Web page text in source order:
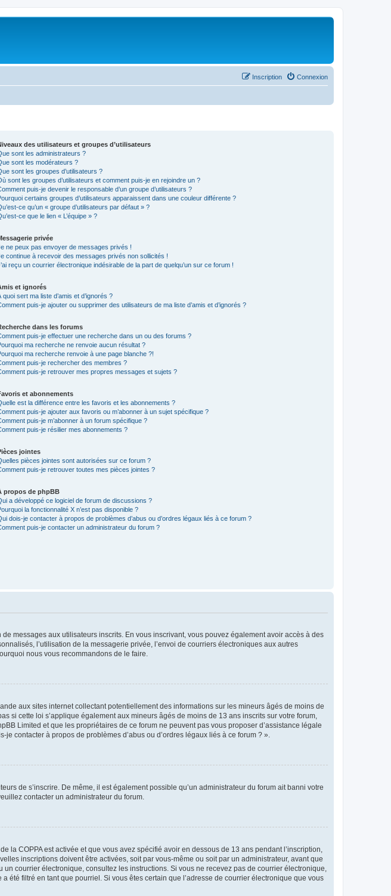
Connexion
Inscription
des utilisateurs et groupes d’utilisateurs
sont les administrateurs ?
sont les modérateurs ?
sont les groupes d’utilisateurs ?
sont les groupes d’utilisateurs et comment puis-je en rejoindre un ?
puis-je devenir le responsable d’un groupe d’utilisateurs ?
certains groupes d’utilisateurs apparaissent dans une couleur différente ?
ce qu’un « groupe d’utilisateurs par défaut » ?
ce que le lien « L’équipe » ?
privée
ne peux pas envoyer de messages privés !
continue à recevoir des messages privés non sollicités !
reçu un courrier électronique indésirable de la part de quelqu’un sur ce forum !
et ignorés
quoi sert ma liste d’amis et d’ignorés ?
puis-je ajouter ou supprimer des utilisateurs de ma liste d’amis et d’ignorés ?
dans les forums
puis-je effectuer une recherche dans un ou des forums ?
ma recherche ne renvoie aucun résultat ?
ma recherche renvoie à une page blanche ?!
puis-je rechercher des membres ?
puis-je retrouver mes propres messages et sujets ?
et abonnements
est la différence entre les favoris et les abonnements ?
puis-je ajouter aux favoris ou m’abonner à un sujet spécifique ?
puis-je m’abonner à un forum spécifique ?
puis-je résilier mes abonnements ?
jointes
pièces jointes sont autorisées sur ce forum ?
puis-je retrouver toutes mes pièces jointes ?
propos de phpBB
a développé ce logiciel de forum de discussions ?
la fonctionnalité X n’est pas disponible ?
dois-je contacter à propos de problèmes d’abus ou d’ordres légaux liés à ce forum ?
puis-je contacter un administrateur du forum ?
messages aux utilisateurs inscrits. En vous inscrivant, vous pouvez également avoir accès à des
l’utilisation de la messagerie privée, l’envoi de courriers électroniques aux autres
nous vous recommandons de le faire.
aux sites internet collectant potentiellement des informations sur les mineurs âgés de moins de
si cette loi s’applique également aux mineurs âgés de moins de 13 ans inscrits sur votre forum,
Limited et que les propriétaires de ce forum ne peuvent pas vous proposer d’assistance légale
contacter à propos de problèmes d’abus ou d’ordres légaux liés à ce forum ? ».
de s’inscrire. De même, il est également possible qu’un administrateur du forum ait banni votre
contacter un administrateur du forum.
la COPPA est activée et que vous avez spécifié avoir en dessous de 13 ans pendant l’inscription,
inscriptions doivent être activées, soit par vous-même ou soit par un administrateur, avant que
courrier électronique, consultez les instructions. Si vous ne recevez pas de courrier électronique,
filtré en tant que pourriel. Si vous êtes certain que l’adresse de courrier électronique que vous